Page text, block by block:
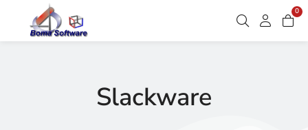
0
Slackware